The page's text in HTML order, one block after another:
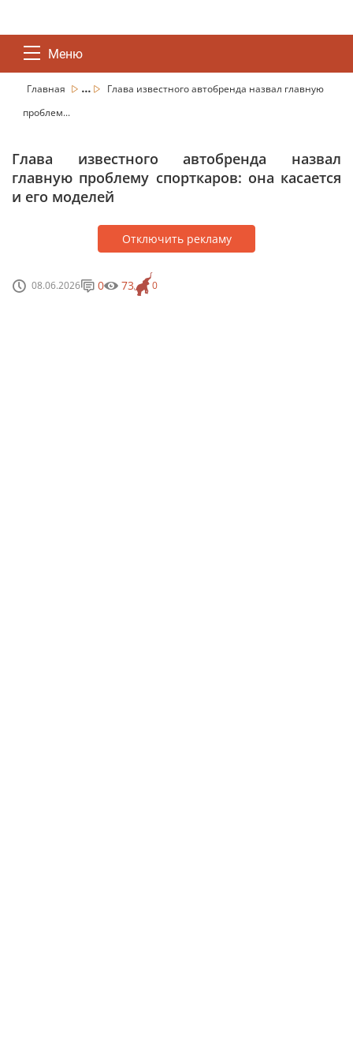
Меню
Главная ...
Глава известного автобренда назвал главную
проблем...
Глава известного автобренда назвал
главную проблему спорткаров: она касается
и его моделей
Отключить рекламу
08.06.2026 0
0 73